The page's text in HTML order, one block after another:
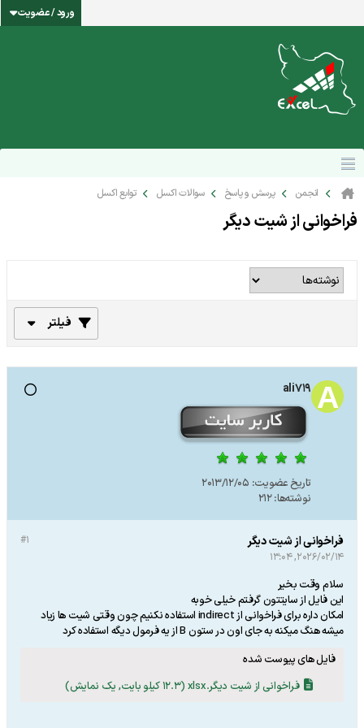
ورود / عضویت
انجمن پرسش و پاسخ سوالات اکسل توابع اکسل
فراخوانی از شیت دیگر
فیلتر
ali719
تاریخ عضویت: 2013/12/05
نوشته‌ها:212
#1 فراخوانی از شیت دیگر
2026/02/14, 13:04
سلام وقت بخیر
این فایل از سایتتون گرفتم خیلی خوبه
امکان داره برای فراخوانی از indirect استفاده نکنیم چون وقتی شیت ها زیاد
میشه هنگ میکنه به جای اون در ستون B از یه فرمول دیگه استفاده کرد
فایل های پیوست شده
فراخوانی از شیت دیگر.xlsx
(12.3 کیلو بایت, یک نمایش)